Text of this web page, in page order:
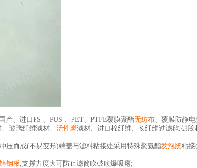
产、进口 PS 、 PUS 、 PET、 PTFE覆膜聚酯无纺布、覆膜防静
玻璃纤维滤材、 活性炭滤材、进口棉纤维、长纤维过滤毡,彭胶
冲压而成(不易变形)端盖与滤料粘接处采用特殊聚氨酯发泡胶粘接(
钢板 ,支撑力度大可防止滤筒吹破吹爆吸瘪;